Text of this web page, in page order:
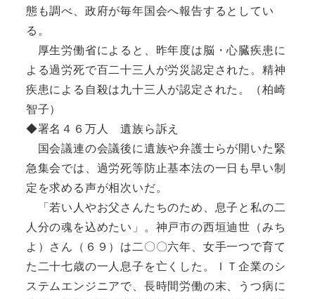
態も調べ、政府が毎年国会へ報告するとしてい
る。
厚生労働省によると、昨年度は脳・心臓疾患に
よる過労死で百二十三人が労災認定された。精神
疾患による自殺は九十三人が認定された。（柏崎
智子）
◆署名４６万人 遺族ら訴え
国会議連の会議後に遺族や弁護士らが開いた緊
急集会では、過労死等防止基本法の一日も早い制
定を求める声が相次いだ。
「若い人やお父さんたちのため、息子と私の二
人分の魂を込めたい」。神戸市の西垣迪世（みち
よ）さん（６９）は二〇〇六年、女手一つで育て
た二十七歳の一人息子を亡くした。ＩＴ企業のシ
ステムエンジニアで、長時間労働の末、うつ病に